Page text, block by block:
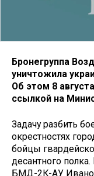
Бронегруппа
уничтожила
Об этом 8
ссылкой на
Задачу разбить
окрестностях
бойцы
десантного
БМД-2К-АУ